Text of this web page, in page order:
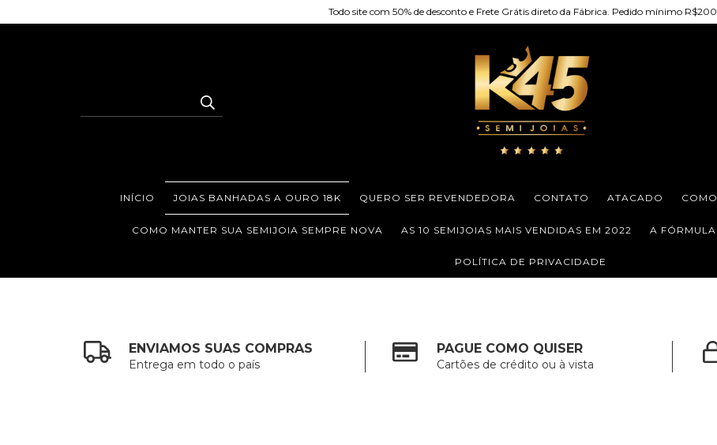
Todo site com 50% de desconto e Frete Grátis direto da Fábrica. Pedido mínimo
INÍCIO JOIAS BANHADAS A OURO 18K QUERO SER REVENDEDORA CONTATO ATACADO
COMO MANTER SUA SEMIJOIA SEMPRE NOVA AS 10 SEMIJOIAS MAIS VENDIDAS EM 2022 A
POLÍTICA DE PRIVACIDADE
ENVIAMOS SUAS COMPRAS
Entrega em todo o país
PAGUE COMO QUISER
Cartões de crédito ou à vista